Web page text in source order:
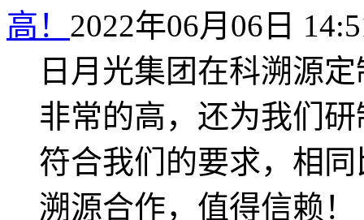
高！ 2022年06月06日
日月光集团在科溯源
非常的高，还为我们
符合我们的要求，相
溯源合作，值得信赖！